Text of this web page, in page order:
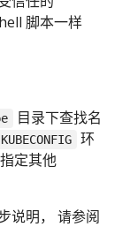
脚本一样
目录下查找名
KUBECONFIG
环
定其他
说明， 请参阅